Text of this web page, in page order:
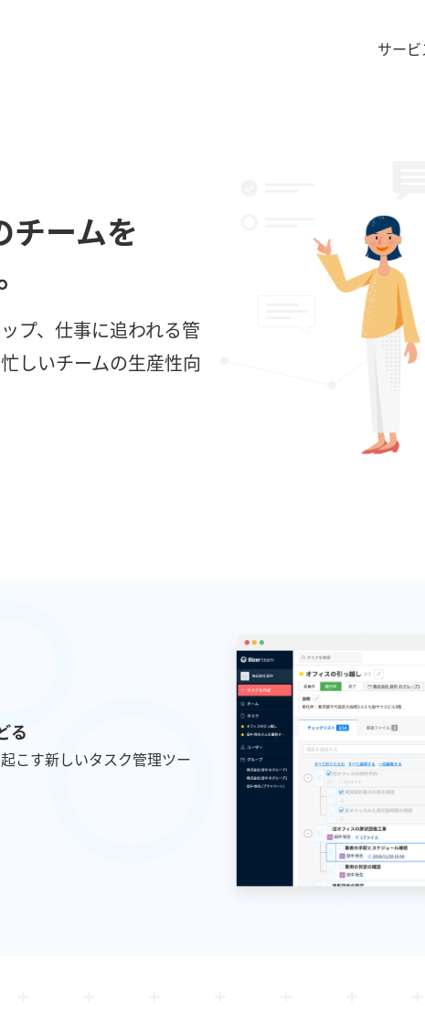
サー
ームを
プ、仕事に追われる管
しいチームの生産性向
る
こす新しいタスク管理ツー